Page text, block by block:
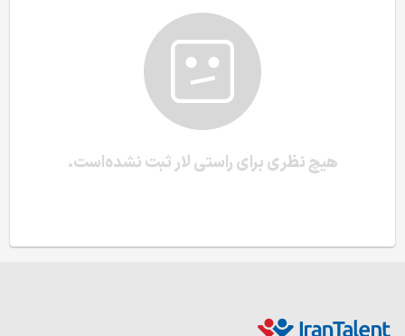
هیچ نظری برای راستی لار ثبت نشده‌است.